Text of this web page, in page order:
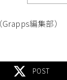
（Grapps編集部）